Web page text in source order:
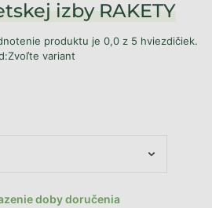
izby RAKETY
produktu je 0,0 z 5 hviezdičiek.
Zvoľte variant
doby doručenia